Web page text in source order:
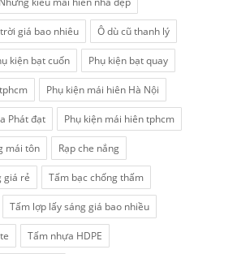
giá bao nhiêu Ô dù cũ thanh lý
kiện bạt cuốn Phụ kiện bạt quay
Phụ kiện mái hiên Hà Nội
Phát đạt Phụ kiện mái hiên tphcm
mái tôn Rạp che nắng
giá rẻ Tấm bạc chống thấm
Tấm lợp lấy sáng giá bao nhiều
Tấm nhựa HDPE